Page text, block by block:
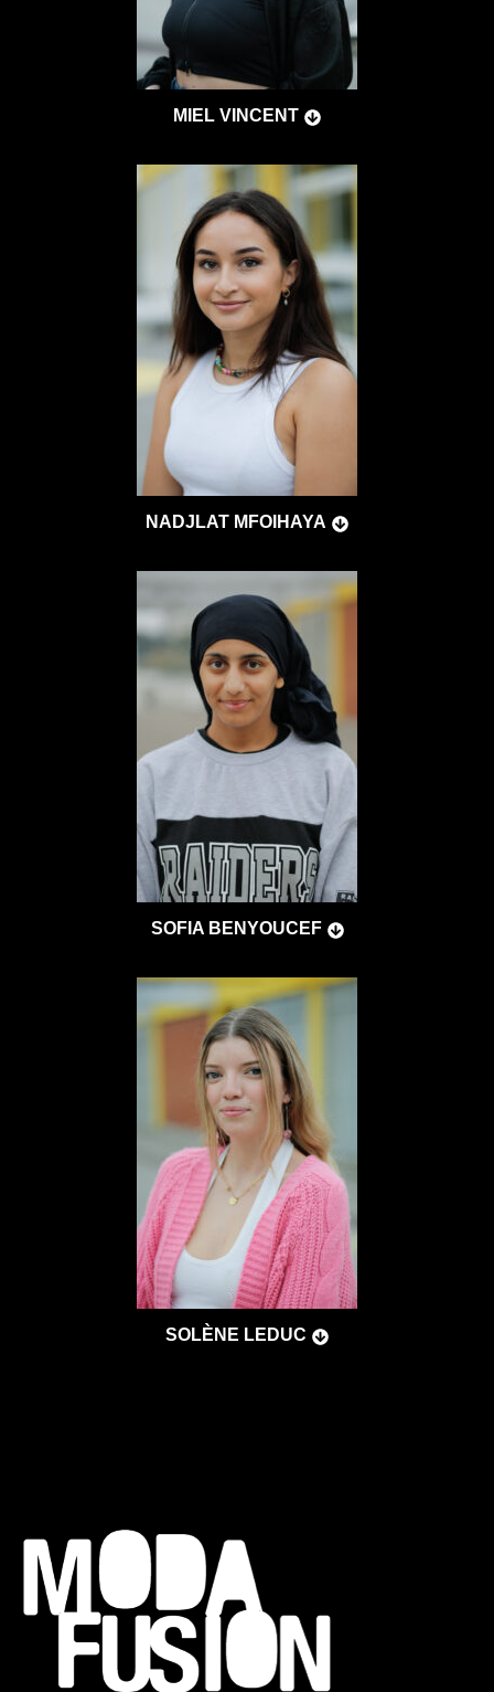
MIEL VINCENT
NADJLAT MFOIHAYA
SOFIA BENYOUCEF
SOLÈNE LEDUC